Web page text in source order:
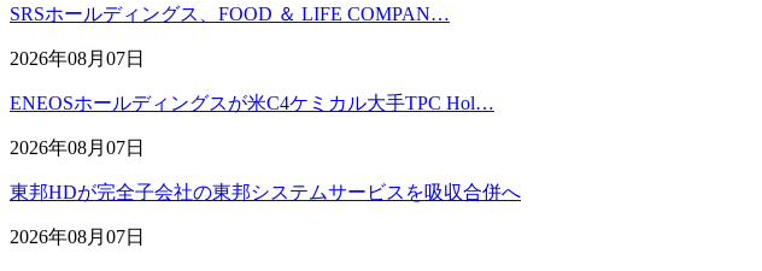
SRSホールディングス、FOOD ＆ LIFE COMPAN…
2026年08月07日
ENEOSホールディングスが米C4ケミカル大手TPC Hol…
2026年08月07日
東邦HDが完全子会社の東邦システムサービスを吸収合併へ
2026年08月07日